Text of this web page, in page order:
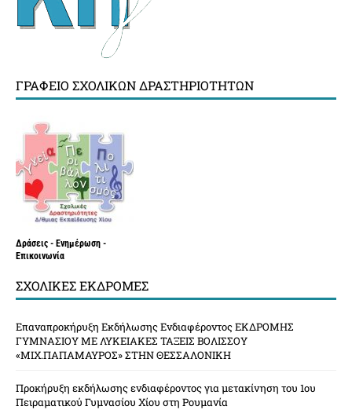
ΓΡΑΦΕΊΟ ΣΧΟΛΙΚΏΝ ΔΡΑΣΤΗΡΙΟΤΉΤΩΝ
Δράσεις - Ενημέρωση -
Επικοινωνία
ΣΧΟΛΙΚΈΣ ΕΚΔΡΟΜΈΣ
Επαναπροκήρυξη Εκδήλωσης Ενδιαφέροντος ΕΚΔΡΟΜΗΣ
ΓΥΜΝΑΣΙΟΥ ΜΕ ΛΥΚΕΙΑΚΕΣ ΤΑΞΕΙΣ ΒΟΛΙΣΣΟΥ
«ΜΙΧ.ΠΑΠΑΜΑΥΡΟΣ» ΣΤΗΝ ΘΕΣΣΑΛΟΝΙΚΗ
Προκήρυξη εκδήλωσης ενδιαφέροντος για μετακίνηση του 1ου
Πειραματικού Γυμνασίου Χίου στη Ρουμανία